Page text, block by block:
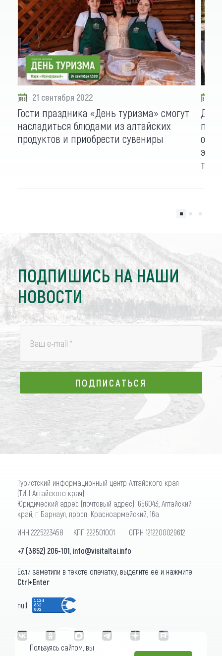
21 сентября 2022
Гости праздника «День туризма» смогут
насладиться блюдами из алтайских
продуктов и приобрести сувениры
Для
ПОДПИШИСЬ НА НАШИ
НОВОСТИ
Ваш e-mail *
ПОДПИСАТЬСЯ
ПОДПИСАТЬСЯ
Туристский информационный центр Алтайского края
(ТИЦ Алтайского края)
Юридический адрес (почтовый адрес): 656043, Алтайский
край, г. Барнаул, просп. Красноармейский, 16а
ИНН 2225223458 КПП 222501001 ОГРН 1212200029612
+7 (3852) 206-101 info@visitaltai.info
Если заметили в тексте опечатку, выделите её и нажмите
Ctrl+Enter
null
Пользуясь сайтом, вы